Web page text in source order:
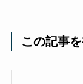
この記事